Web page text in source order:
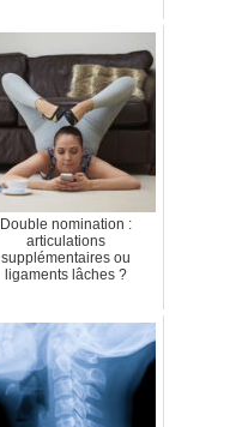
Double nomination :
articulations
supplémentaires ou
ligaments lâches ?